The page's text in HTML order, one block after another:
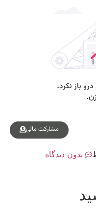
مشارکت مالی
بدون دیدگاه